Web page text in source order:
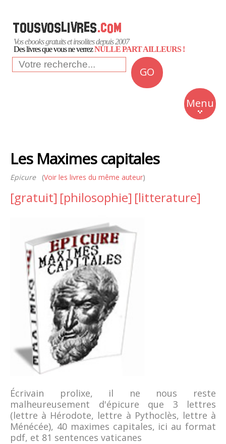
Vos ebooks gratuits et insolites depuis 2007
Des livres que vous ne verrezNULLE PART AILLEURS !
GO
Menu
Insolite
Business
Les Maximes capitales
Epicure(Voir les livres du même auteur)
[gratuit] [philosophie] [litterature]
Écrivain prolixe, il ne nous reste
malheureusement d'épicure que 3 lettres
(lettre à Hérodote, lettre à Pythoclès, lettre à
Ménécée), 40 maximes capitales, ici au format
pdf, et 81 sentences vaticanes